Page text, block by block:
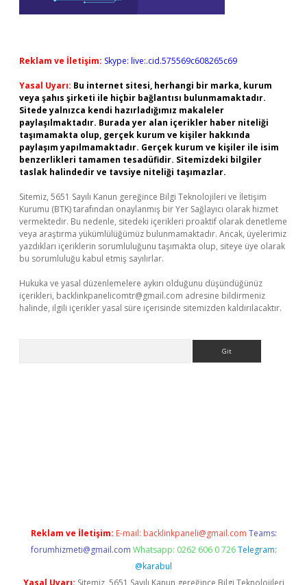
Reklam ve İletişim: Skype: live:.cid.575569c608265c69
Yasal Uyarı: Bu internet sitesi, herhangi bir marka, kurum
veya şahıs şirketi ile hiçbir bağlantısı bulunmamaktadır.
Sitede yalnızca kendi hazırladığımız makaleler
paylaşılmaktadır. Burada yer alan içerikler haber niteliği
taşımamakta olup, gerçek kurum ve kişiler hakkında
paylaşım yapılmamaktadır. Gerçek kurum ve kişiler ile isim
benzerlikleri tamamen tesadüfidir. Sitemizdeki bilgiler
taslak halindedir ve tavsiye niteliği taşımazlar.
Sitemiz, 5651 Sayılı Kanun gereğince Bilgi Teknolojileri ve İletişim
Kurumu (BTK) tarafından onaylanmış bir Yer Sağlayıcı olarak hizmet
vermektedir. Bu nedenle, sitedeki içerikleri proaktif olarak denetleme
veya araştırma yükümlülüğümüz bulunmamaktadır. Ancak, üyelerimiz
yazdıkları içeriklerin sorumluluğunu taşımakta olup, siteye üye olarak
bu sorumluluğu kabul etmiş sayılırlar.
Hukuka ve yasal düzenlemelere aykırı olduğunu düşündüğünüz
içerikleri, backlinkpanelicomtr@gmail.com adresine bildirmeniz
halinde, ilgili içerikler yasal süre içerisinde sitemizden kaldırılacaktır.
Reklam ve İletişim: E-mail: backlinkpaneli@gmail.com Teams:
forumhizmeti@gmail.com Whatsapp: 0262 606 0 726 Telegram:
@karabul
Yasal Uyarı: Sitemiz, 5651 Sayılı Kanun gereğince Bilgi Teknolojileri